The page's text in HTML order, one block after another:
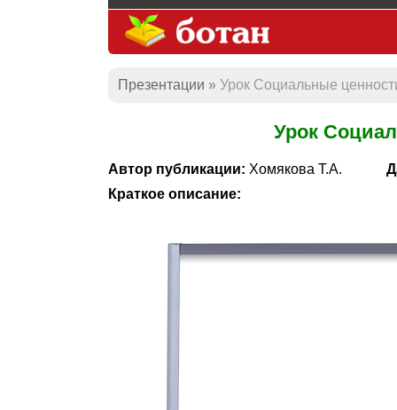
Презентации Урок Социальные
Урок
Автор публикации: Хомякова Т.А.
Краткое описание: